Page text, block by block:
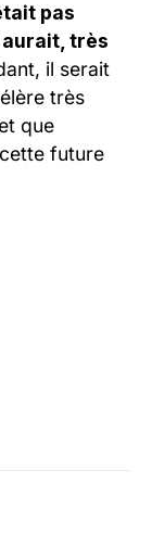
pas
très
il serait
très
que
future